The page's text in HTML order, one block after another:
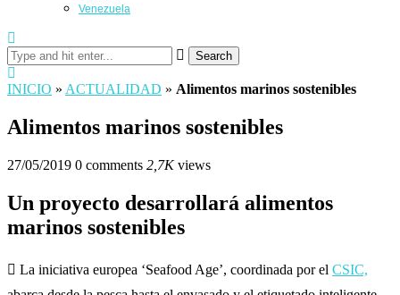
Venezuela
Search
INICIO » ACTUALIDAD » Alimentos marinos sostenibles
Alimentos marinos sostenibles
27/05/2019 0 comments 2,7Kviews
Un proyecto desarrollará alimentos
marinos sostenibles
 La iniciativa europea ‘Seafood Age’, coordinada por el CSIC,